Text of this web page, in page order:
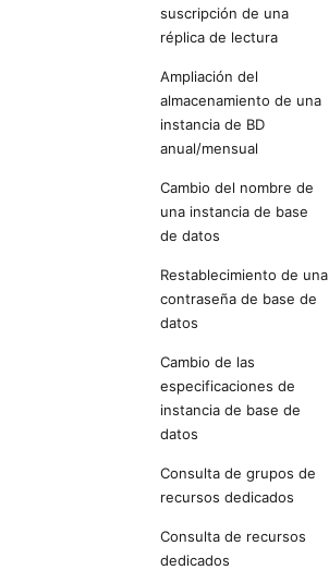
suscripción de una
réplica de lectura
Ampliación del
almacenamiento de una
instancia de BD
anual/mensual
Cambio del nombre de
una instancia de base
de datos
Restablecimiento de una
contraseña de base de
datos
Cambio de las
especificaciones de
instancia de base de
datos
Consulta de grupos de
recursos dedicados
Consulta de recursos
dedicados